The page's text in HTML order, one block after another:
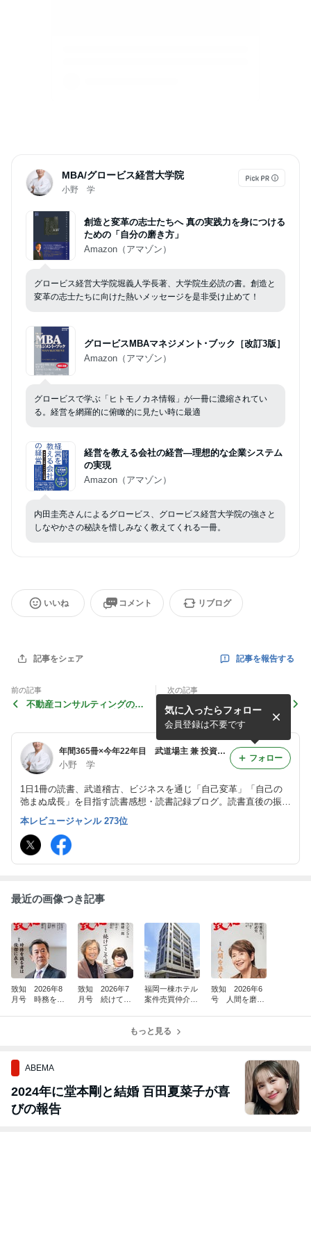
MBA/グロービス経営大学院
小野 学
創造と変革の志士たちへ 真の実践力を身につける
ための「自分の磨き方」
Amazon（アマゾン）
グロービス経営大学院堀義人学長著、大学院生必読の書。創造と
変革の志士たちに向けた熱いメッセージを是非受け止めて！
グロービスMBAマネジメント･ブック［改訂3版］
Amazon（アマゾン）
グロービスで学ぶ「ヒトモノカネ情報」が一冊に濃縮されてい
る。経営を網羅的に俯瞰的に見たい時に最適
経営を教える会社の経営―理想的な企業システム
の実現
Amazon（アマゾン）
内田圭亮さんによるグロービス、グロービス経営大学院の強さと
しなやかさの秘訣を惜しみなく教えてくれる一冊。
いいね コメント リブログ
記事をシェア 記事を報告する
前の記事
不動産コンサルティングのた
次の記事
貸金業務取扱主任者 ○×問題
+過去問題集 (らくらく突破)/
田村 誠 12298
年間365冊×今年22年目 武道場主 兼 投資会社・コンサル会社 オーナー社長 兼 グロービス経営大学院准教授による読書日記
小野 学
1日1冊の読書、武道稽古、ビジネスを通じ「自己変革」「自己の
弛まぬ成長」を目指す読書感想・読書記録ブログ。読書直後の振り
返り・アウトプット前提のインプットを心がけつつ、将来の自分自
身の為の検索可能なデータベースとして活用。旧「分譲マンション
屋の読書日記」
気に入ったらフォロー
会員登録は不要です
フォロー
本レビュージャンル 273位
最近の画像つき記事
致知 2026年8
月号 時務を識
致知 2026年7
月号 続けてこ
福岡一棟ホテル
案件売買仲介完
致知 2026年6
号 人間を磨
もっと見る
ABEMA
2024年に堂本剛と結婚 百田夏菜子が喜
びの報告